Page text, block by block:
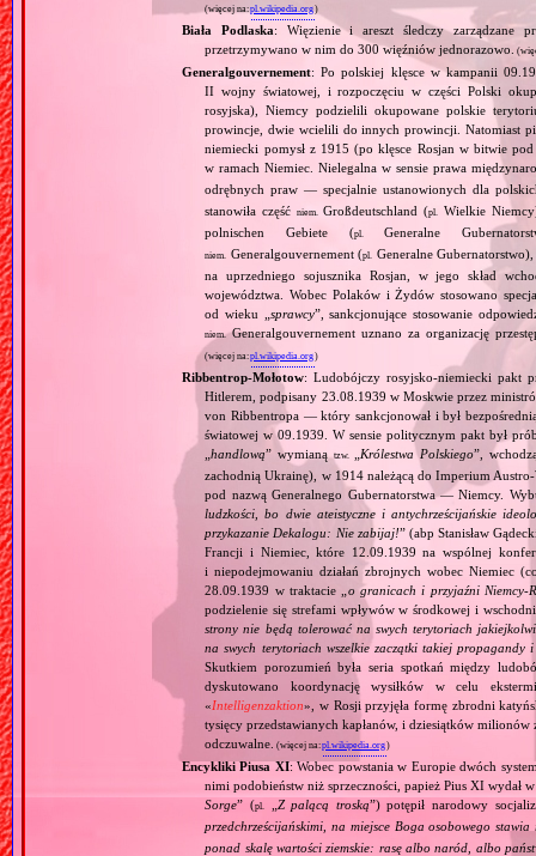
(więcej na:pl.wikipedia.org)
Biała Podlaska: Więzienie i areszt śledczy zarządzane
przetrzymywano w nim do 300 więźniów jednorazowo.
Generalgouvernement: Po polskiej klęsce w kampanii
II wojny światowej, i rozpoczęciu w części Polski
rosyjska), Niemcy podzielili okupowane polskie
prowincje, dwie wcielili do innych prowincji. Natomiast
niemiecki pomysł z 1915 (po klęsce Rosjan w bitwie
w ramach Niemiec. Nielegalna w sensie prawa
odrębnych praw — specjalnie ustanowionych dla
stanowiła część niem. Großdeutschland (pl.
Wielkie
polnischen Gebiete (pl. Generalne
niem. Generalgouvernement (pl.
Generalne
na uprzedniego sojusznika Rosjan, w jego skład
województwa. Wobec Polaków i Żydów stosowano
od wieku „ sprawcy”, sankcjonujące stosowanie
niem.Generalgouvernement uznano za organizację
(więcej na:pl.wikipedia.org)
Ribbentrop‐Mołotow: Ludobójczy rosyjsko‐niemiecki pakt
Hitlerem, podpisany 23.08.1939 w Moskwie przez
von Ribbentropa — który sankcjonował i był
światowej w 09.1939. W sensie politycznym pakt był
„handlową” wymianą tzw. Królestwa Polskiego”,
zachodnią Ukrainę), w 1914 należącą do Imperium
pod nazwą Generalnego Gubernatorstwa — Niemcy.
ludzkości, bo dwie ateistyczne i antychrześcijańskie
przykazanie Dekalogu: Nie zabijaj!” (abp Stanisław
Francji i Niemiec, które 12.09.1939 na wspólnej
i niepodejmowaniu działań zbrojnych wobec Niemiec
28.09.1939 w traktacie „ o granicach i przyjaźni
podzielenie się strefami wpływów w środkowej i
strony nie będą tolerować na swych terytoriach
na swych terytoriach wszelkie zaczątki takiej
Skutkiem porozumień była seria spotkań między
dyskutowano koordynację wysiłków w celu
«Intelligenzaktion», w Rosji przyjęła formę zbrodni
tysięcy przedstawianych kapłanów, i dziesiątków
odczuwalne. (więcej na:pl.wikipedia.org)
Encykliki Piusa XI: Wobec powstania w Europie dwóch
nimi podobieństw niż sprzeczności, papież Pius XI
Sorge” (pl. Z palącą troską”) potępił narodowy
przedchrześcijańskimi, na miejsce Boga osobowego
ponad skalę wartości ziemskie: rasę albo naród, albo